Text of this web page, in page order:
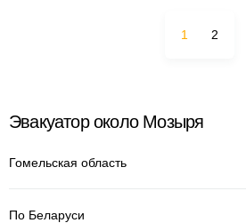
1 2
Эвакуатор около Мозыря
Гомельская область
По Беларуси